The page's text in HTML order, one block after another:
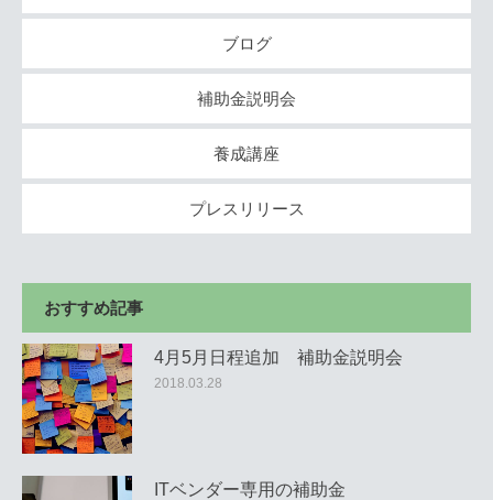
ブログ
補助金説明会
養成講座
プレスリリース
おすすめ記事
4月5月日程追加 補助金説明会
2018.03.28
ITベンダー専用の補助金